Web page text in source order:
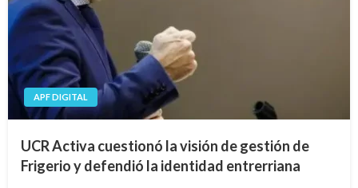
APF DIGITAL
UCR Activa cuestionó la visión de gestión de
Frigerio y defendió la identidad entrerriana